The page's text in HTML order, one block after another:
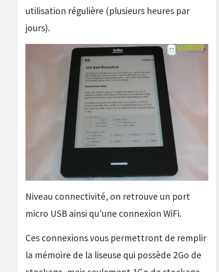
utilisation régulière (plusieurs heures par
jours).
Niveau connectivité, on retrouve un port
micro USB ainsi qu’une connexion WiFi.
Ces connexions vous permettront de remplir
la mémoire de la liseuse qui possède 2Go de